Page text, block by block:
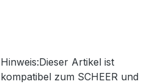
Hinweis:Dieser Artikel ist
kompatibel zum SCHEER und